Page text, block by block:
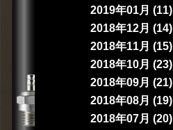
2019年01月 (11)
2018年12月 (14)
2018年11月 (15)
2018年10月 (23)
2018年09月 (21)
2018年08月 (19)
2018年07月 (20)